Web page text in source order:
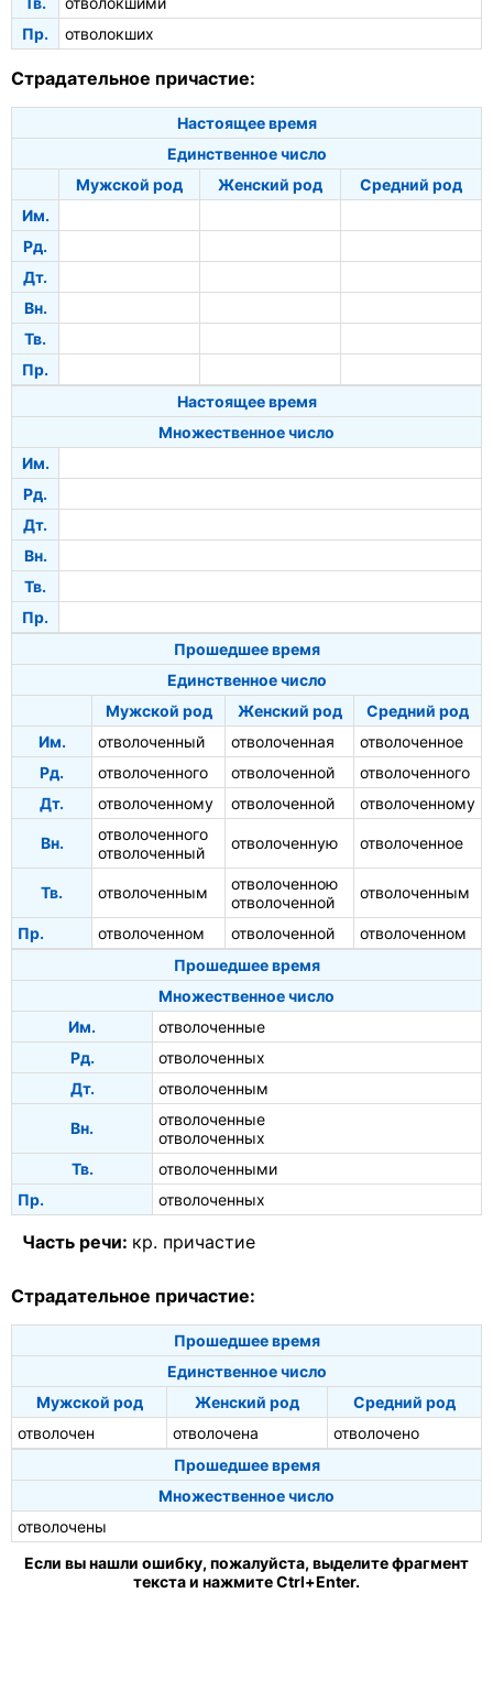
Пр.
отволокших
Страдательное причастие:
Настоящее время
Единственное число
Мужской род
Женский род
Средний род
Им.
Рд.
Дт.
Вн.
Тв.
Пр.
Настоящее время
Множественное число
Им.
Рд.
Дт.
Вн.
Тв.
Пр.
Прошедшее время
Единственное число
Мужской род
Женский род
Средний род
Им.
отволоченный отволоченная
отволоченное
Рд.
отволоченного отволоченной
отволоченного
Дт.
отволоченному отволоченной отволоченному
Вн.
отволоченного
отволоченный
отволоченную отволоченное
Тв. отволоченным
отволоченною
отволоченной
отволоченным
Пр. отволоченном отволоченной
отволоченном
Прошедшее время
Множественное число
Им.
отволоченные
Рд.
отволоченных
Дт.
отволоченным
Вн.
отволоченные
отволоченных
Тв.
отволоченными
Пр.
отволоченных
Часть речи: кр. причастие
Страдательное причастие:
Прошедшее время
Единственное число
Мужской род
Женский род
Средний род
отволочен
отволочена
отволочено
Прошедшее время
Множественное число
отволочены
Если вы нашли ошибку, пожалуйста, выделите фрагмент
текста и нажмите Ctrl+Enter.